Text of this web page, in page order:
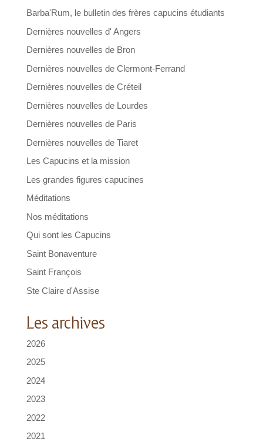
Barba'Rum, le bulletin des frères capucins étudiants
Dernières nouvelles d' Angers
Dernières nouvelles de Bron
Dernières nouvelles de Clermont-Ferrand
Dernières nouvelles de Créteil
Dernières nouvelles de Lourdes
Dernières nouvelles de Paris
Dernières nouvelles de Tiaret
Les Capucins et la mission
Les grandes figures capucines
Méditations
Nos méditations
Qui sont les Capucins
Saint Bonaventure
Saint François
Ste Claire d'Assise
Les archives
2026
2025
2024
2023
2022
2021